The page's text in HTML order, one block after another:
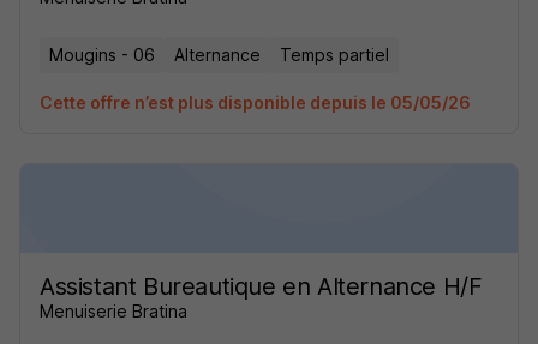
Mougins - 06 Alternance Temps partiel
Cette offre n’est plus disponible depuis le 05/05/26
Assistant Bureautique en Alternance H/F
Menuiserie Bratina